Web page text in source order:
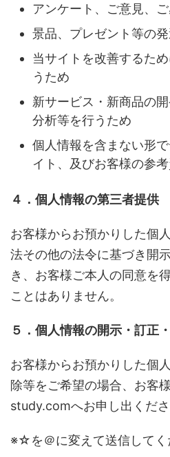
アンケート、ご意見、
景品、プレゼント等の発
当サイトを改善するた
うため
新サービス・新商品の
分析等を行うため
個人情報を含まない形
イト、及びお客様の参
４．個人情報の第三者提供
お客様からお預かりした個
法その他の法令に基づき開
き、お客様ご本人の同意を
ことはありません。
５．個人情報の開示・訂正
お客様からお預かりした個
除等をご希望の場合、お
study.comへお申し出くださ
※☆を＠に変えて送信してく